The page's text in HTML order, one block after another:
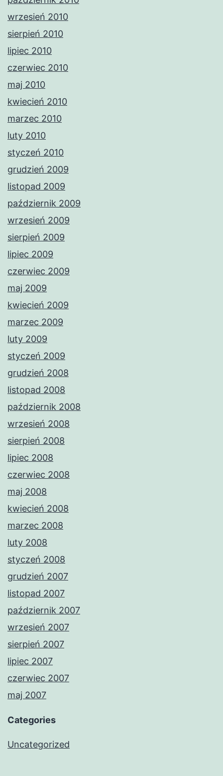
wrzesień 2010
sierpień 2010
lipiec 2010
czerwiec 2010
maj 2010
kwiecień 2010
marzec 2010
luty 2010
styczeń 2010
grudzień 2009
listopad 2009
październik 2009
wrzesień 2009
sierpień 2009
lipiec 2009
czerwiec 2009
maj 2009
kwiecień 2009
marzec 2009
luty 2009
styczeń 2009
grudzień 2008
listopad 2008
październik 2008
wrzesień 2008
sierpień 2008
lipiec 2008
czerwiec 2008
maj 2008
kwiecień 2008
marzec 2008
luty 2008
styczeń 2008
grudzień 2007
listopad 2007
październik 2007
wrzesień 2007
sierpień 2007
lipiec 2007
czerwiec 2007
maj 2007
Categories
Uncategorized